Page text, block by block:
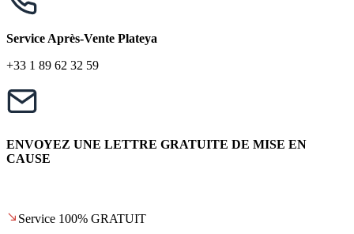
Service Après-Vente Plateya
+33 1 89 62 32 59
ENVOYEZ UNE LETTRE GRATUITE DE MISE EN
CAUSE
Service 100% GRATUIT